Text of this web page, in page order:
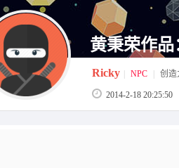
黄秉荣作品
Ricky NPC 创造
2014-2-18 20:25:50